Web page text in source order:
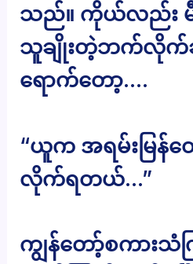
သည်။ ကိုယ်လည်း
သူချိုးတဲ့ဘက်လိုက်ချို
ရောက်တော့….
“ယူက အရမ်းမြန်တ
လိုက်ရတယ်…”
ကျွန်တော့်စကားသံ